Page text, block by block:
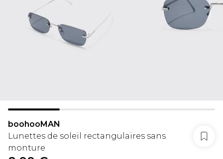
boohooMAN
Lunettes de soleil rectangulaires sans
monture